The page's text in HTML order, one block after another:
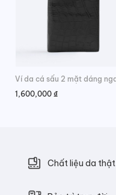
1,600,000 ₫
Chất liệu da thật